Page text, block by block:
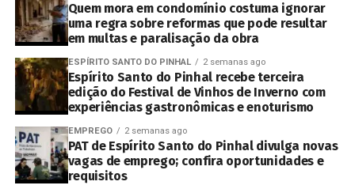
Quem mora em condomínio costuma ignorar
uma regra sobre reformas que pode resultar
em multas e paralisação da obra
ESPÍRITO SANTO DO PINHAL 2 semanas ago
Espírito Santo do Pinhal recebe terceira
edição do Festival de Vinhos de Inverno com
experiências gastronômicas e enoturismo
EMPREGO 2 semanas ago
PAT de Espírito Santo do Pinhal divulga novas
vagas de emprego; confira oportunidades e
requisitos